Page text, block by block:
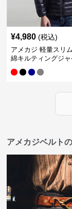
¥4,980 (税込)
アメカジ 軽量スリ
綿キルティングジャ
アメカジベルト